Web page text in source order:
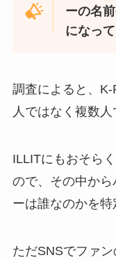
ーの名
になって
調査によると、
人ではなく複数人
ILLITにもおそら
ので、その中か
ーは誰なのかを特
ただSNSでファ